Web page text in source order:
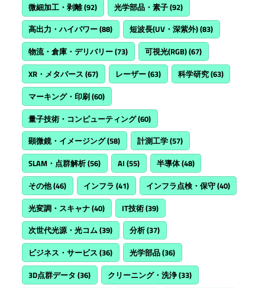
微細加工・剥離(92) 光学部品・素子(92)
高出力・ハイパワー(88) 短波長(UV・深紫外)(83)
物流・倉庫・デリバリー(73) 可視光(RGB)(67)
XR・メタバース (67) レーザー(63) 科学研究(63)
マーキング・印刷(60)
量子技術・コンピューティング(60)
顕微鏡・イメージング(58) 計測工学(57)
SLAM・点群解析(56) AI (55) 半導体(48)
その他(46) インフラ (41) インフラ点検・保守(40)
光変調・スキャナ(40) IT技術(39)
次世代光源・光コム(39) 分析(37)
ビジネス・サービス (36) 光学部品(36)
3D点群データ (36) クリーニング・洗浄(33)